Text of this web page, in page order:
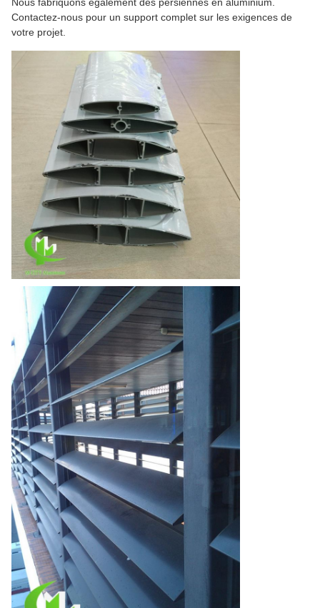
Nous fabriquons également des persiennes en aluminium.
Contactez-nous pour un support complet sur les exigences de
votre projet.